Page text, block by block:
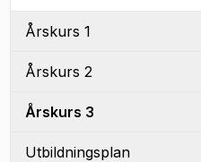
Årskurs 1
Årskurs 2
Årskurs 3
Utbildningsplan